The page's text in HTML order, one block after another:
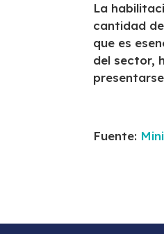
La
cantidad
que es
del sector,
Fuente: